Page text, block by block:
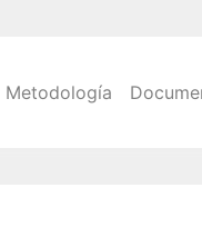
Metodología